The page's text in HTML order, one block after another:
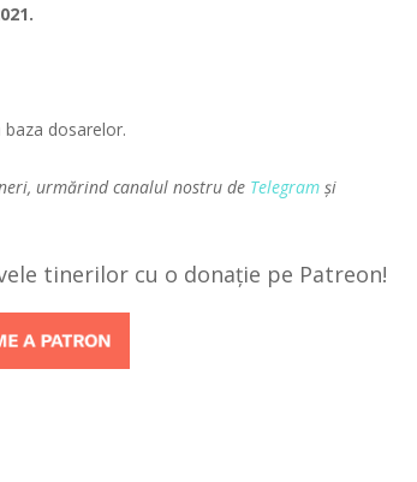
dosarelor.
urmărind canalul nostru de Telegram și
tinerilor cu o donație pe Patreon!